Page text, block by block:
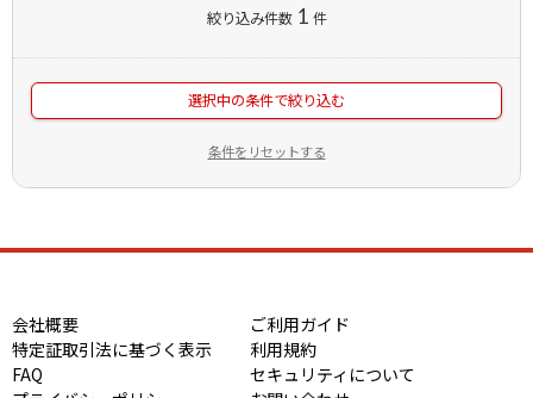
絞り込み件数 1 件
選択中の条件で絞り込む
条件をリセットする
会社概要
ご利用ガイド
特定証取引法に基づく表示
利用規約
FAQ
セキュリティについて